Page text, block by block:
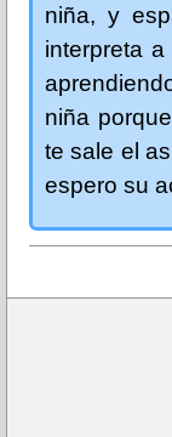
niña, y
interpreta
niña
te sale el
espero su